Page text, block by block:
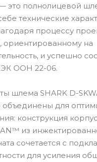
— это полнолицевой
технические
процессу
ориентированному на
и успешно
ООН 22-06.
шлема SHARK D-
объединены для
конструкция
из
сочетается с
для усиления